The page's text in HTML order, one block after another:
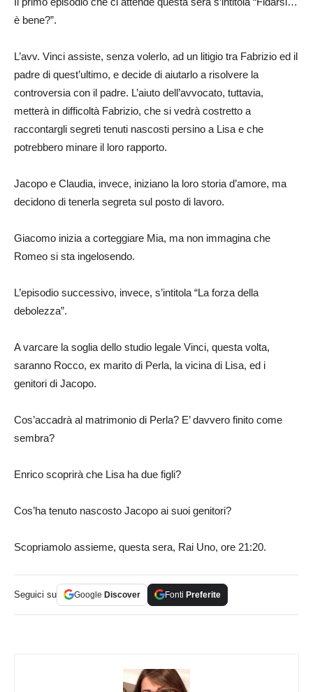
è bene?”.
L’avv. Vinci assiste, senza volerlo, ad un litigio tra Fabrizio ed il
padre di quest’ultimo, e decide di aiutarlo a risolvere la
controversia con il padre. L’aiuto dell’avvocato, tuttavia,
metterà in difficoltà Fabrizio, che si vedrà costretto a
raccontargli segreti tenuti nascosti persino a Lisa e che
potrebbero minare il loro rapporto.
Jacopo e Claudia, invece, iniziano la loro storia d’amore, ma
decidono di tenerla segreta sul posto di lavoro.
Giacomo inizia a corteggiare Mia, ma non immagina che
Romeo si sta ingelosendo.
L’episodio successivo, invece, s’intitola “La forza della
debolezza”.
A varcare la soglia dello studio legale Vinci, questa volta,
saranno Rocco, ex marito di Perla, la vicina di Lisa, ed i
genitori di Jacopo.
Cos’accadrà al matrimonio di Perla? E’ davvero finito come
sembra?
Enrico scoprirà che Lisa ha due figli?
Cos’ha tenuto nascosto Jacopo ai suoi genitori?
Scopriamolo assieme, questa sera, Rai Uno, ore 21:20.
Seguici su Google Discover Fonti Preferite